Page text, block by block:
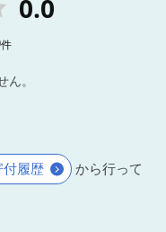
0.0
件
ん。
付履歴
から行って